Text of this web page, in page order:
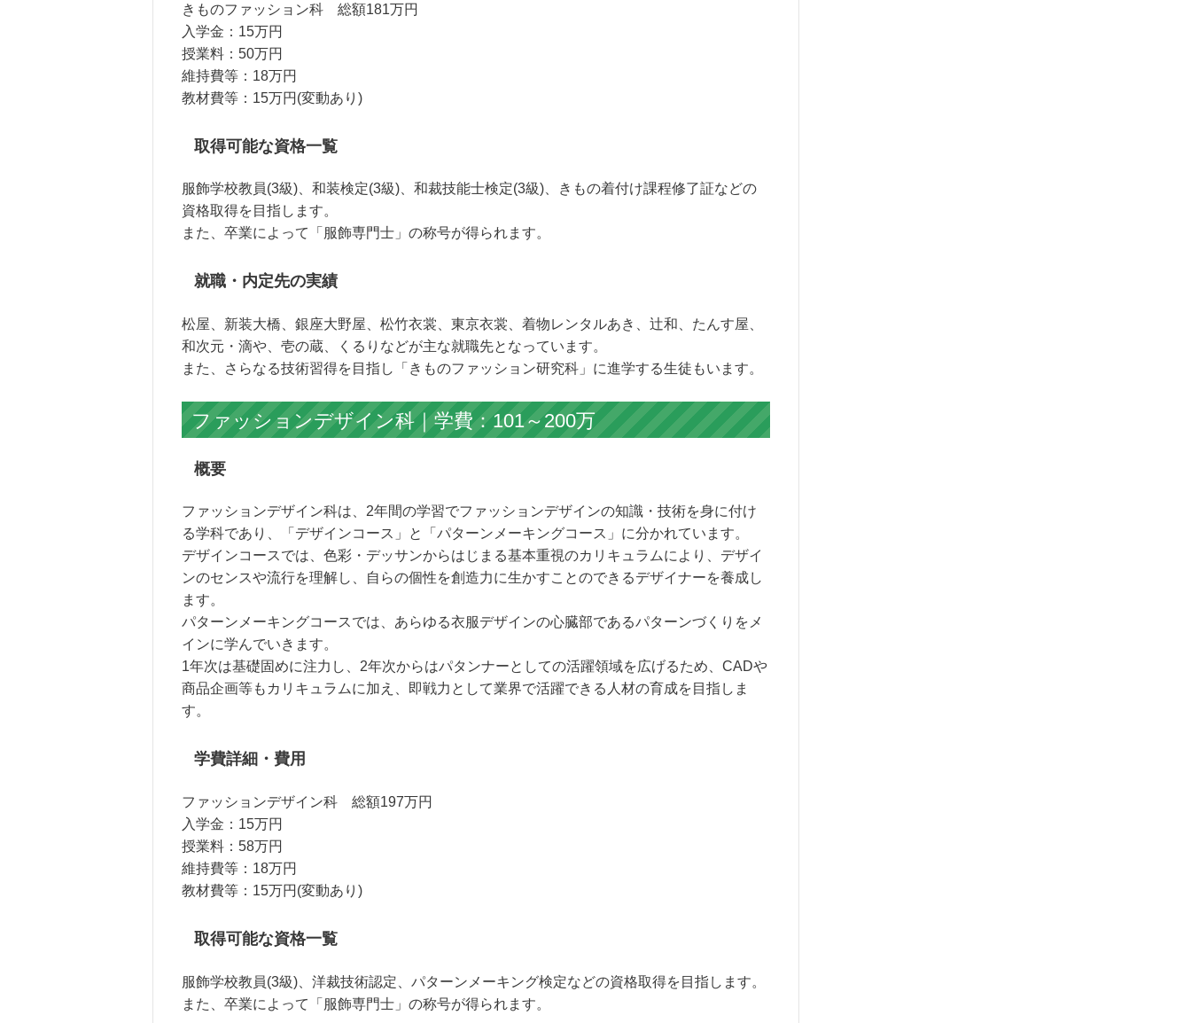
きものファッション科 総額181万円
入学金：15万円
授業料：50万円
維持費等：18万円
教材費等：15万円(変動あり)
取得可能な資格一覧
服飾学校教員(3級)、和装検定(3級)、和裁技能士検定(3級)、きもの着付け課程修了証などの
資格取得を目指します。
また、卒業によって「服飾専門士」の称号が得られます。
就職・内定先の実績
松屋、新装大橋、銀座大野屋、松竹衣裳、東京衣裳、着物レンタルあき、辻和、たんす屋、
和次元・滴や、壱の蔵、くるりなどが主な就職先となっています。
また、さらなる技術習得を目指し「きものファッション研究科」に進学する生徒もいます。
ファッションデザイン科｜学費：101～200万
概要
ファッションデザイン科は、2年間の学習でファッションデザインの知識・技術を身に付け
る学科であり、「デザインコース」と「パターンメーキングコース」に分かれています。
デザインコースでは、色彩・デッサンからはじまる基本重視のカリキュラムにより、デザイ
ンのセンスや流行を理解し、自らの個性を創造力に生かすことのできるデザイナーを養成し
ます。
パターンメーキングコースでは、あらゆる衣服デザインの心臓部であるパターンづくりをメ
インに学んでいきます。
1年次は基礎固めに注力し、2年次からはパタンナーとしての活躍領域を広げるため、CADや
商品企画等もカリキュラムに加え、即戦力として業界で活躍できる人材の育成を目指しま
す。
学費詳細・費用
ファッションデザイン科 総額197万円
入学金：15万円
授業料：58万円
維持費等：18万円
教材費等：15万円(変動あり)
取得可能な資格一覧
服飾学校教員(3級)、洋裁技術認定、パターンメーキング検定などの資格取得を目指します。
また、卒業によって「服飾専門士」の称号が得られます。